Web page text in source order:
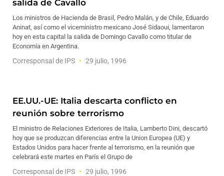
salida de Cavallo
Los ministros de Hacienda de Brasil, Pedro Malán, y de Chile, Eduardo
Aninat, así como el viceministro mexicano José Sidaoui, lamentaron
hoy en esta capital la salida de Domingo Cavallo como titular de
Economía en Argentina.
Corresponsal de IPS 29 julio, 1996
EE.UU.-UE: Italia descarta conflicto en
reunión sobre terrorismo
El ministro de Relaciones Exteriores de Italia, Lamberto Dini, descartó
hoy que se produzcan diferencias entre la Union Europea (UE) y
Estados Unidos para hacer frente al terrorismo, en la reunión que
celebrará este martes en París el Grupo de
Corresponsal de IPS 29 julio, 1996